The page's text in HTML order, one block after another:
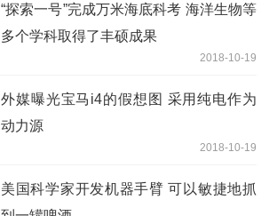
“探索一号”完成万米海底科考 海洋生物等
多个学科取得了丰硕成果
2018-10-19
外媒曝光宝马i4的假想图 采用纯电作为
动力源
2018-10-19
美国科学家开发机器手臂 可以敏捷地抓